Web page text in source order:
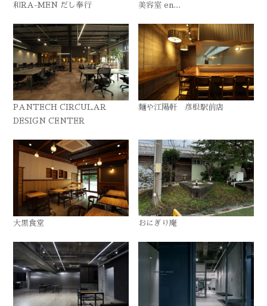
和RA-MEN だし奉行 美容室 en...
PANTECH CIRCULAR
DESIGN CENTER
麺や江陽軒 彦根駅前店
大黒食堂 おにぎり庵